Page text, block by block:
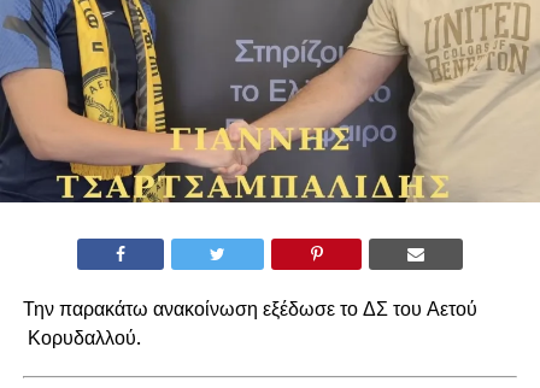
Την παρακάτω ανακοίνωση εξέδωσε το ΔΣ του Αετού
Κορυδαλλού.